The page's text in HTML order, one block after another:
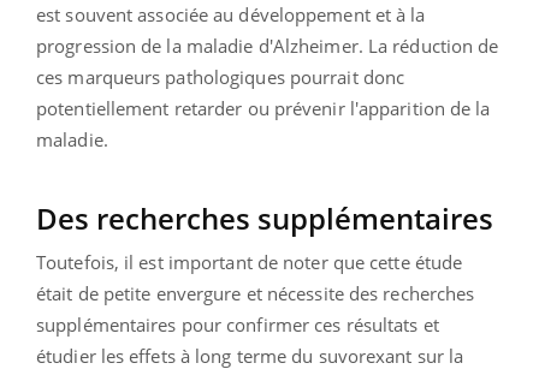
est souvent associée au développement et à la
progression de la maladie d'Alzheimer. La réduction de
ces marqueurs pathologiques pourrait donc
potentiellement retarder ou prévenir l'apparition de la
maladie.
Des recherches supplémentaires
Toutefois, il est important de noter que cette étude
était de petite envergure et nécessite des recherches
supplémentaires pour confirmer ces résultats et
étudier les effets à long terme du suvorexant sur la